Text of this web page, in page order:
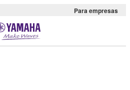
Para empresas